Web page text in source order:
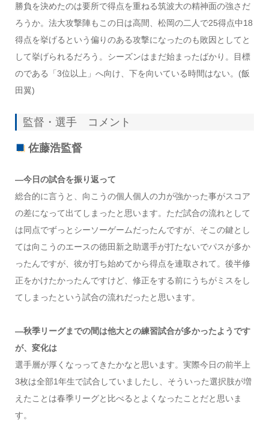
勝負を決めたのは要所で得点を重ねる筑波大の精神面の強さだ
ろうか。法大攻撃陣もこの日は高間、松岡の二人で25得点中18
得点を挙げるという偏りのある攻撃になったのも敗因としてと
して挙げられるだろう。シーズンはまだ始まったばかり。目標
のである「3位以上」へ向け、下を向いている時間はない。(飯
田翼)
監督・選手 コメント
佐藤浩監督
―今日の試合を振り返って
総合的に言うと、向こうの個人個人の力が強かった事がスコア
の差になって出てしまったと思います。ただ試合の流れとして
は同点でずっとシーソーゲームだったんですが、そこの鍵とし
ては向こうのエースの徳田新之助選手が打たないでパスが多か
ったんですが、彼が打ち始めてから得点を連取されて。後半修
正をかけたかったんですけど、修正をする前にうちがミスをし
てしまったという試合の流れだったと思います。
―秋季リーグまでの間は他大との練習試合が多かったようです
が、変化は
選手層が厚くなっってきたかなと思います。実際今日の前半上
3枚は全部1年生で試合していましたし、そういった選択肢が増
えたことは春季リーグと比べるとよくなったことだと思いま
す。